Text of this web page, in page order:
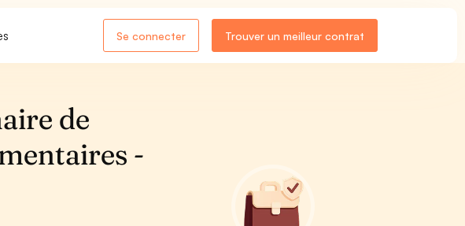
Se connecter Trouver un meilleur contrat
de
-